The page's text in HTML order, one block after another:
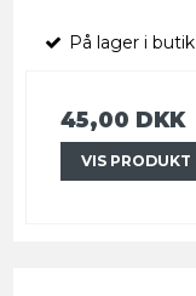
På lager i butik
45,00 DKK
VIS PRODUKT